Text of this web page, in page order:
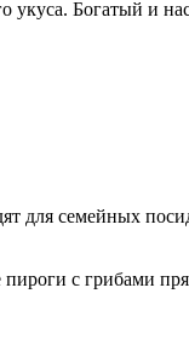
укуса. Богатый и
семейных
с грибами